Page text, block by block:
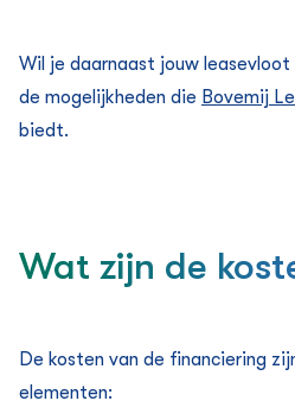
Wil je daarnaast jouw
de mogelijkheden die Bovemij
biedt.
Wat zijn de
De kosten van de financiering
elementen: